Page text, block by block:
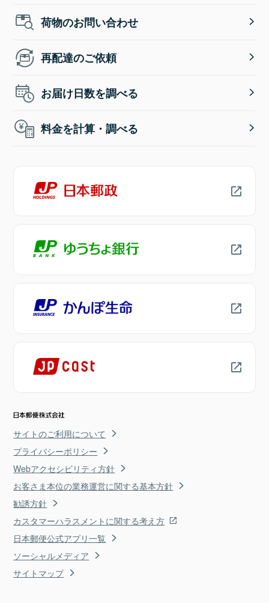
荷物のお問い合わせ
再配達のご依頼
お届け日数を調べる
料金を計算・調べる
サイトのご利用について
プライバシーポリシー
Webアクセシビリティ方針
お客さま本位の業務運営に関する基本方針
勧誘方針
カスタマーハラスメントに関する考え方
日本郵便公式アプリ一覧
ソーシャルメディア
サイトマップ